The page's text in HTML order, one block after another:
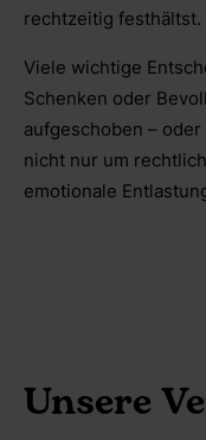
rechtzeitig festhältst.
Viele wichtige
Schenken oder
aufgeschoben –
nicht nur um
emotionale
Unsere